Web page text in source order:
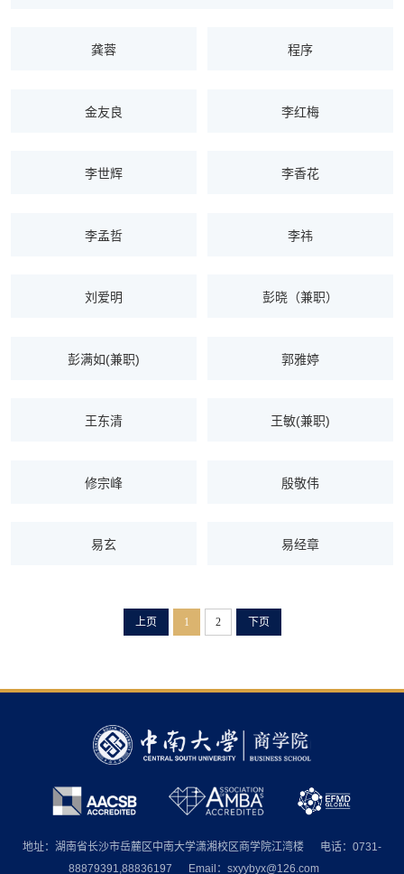
龚蓉 程序
金友良 李红梅
李世辉 李香花
李孟哲 李祎
刘爱明 彭晓（兼职）
彭满如(兼职) 郭雅婷
王东清 王敏(兼职)
修宗峰 殷敬伟
易玄 易经章
上页 1 2 下页
地址：湖南省长沙市岳麓区中南大学潇湘校区商学院江湾楼
电话：0731-
88879391,88836197
Email：sxyybyx@126.com